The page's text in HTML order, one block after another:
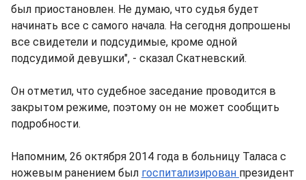
был приостановлен. Не думаю, что судья будет
начинать все с самого начала. На сегодня допрошены
все свидетели и подсудимые, кроме одной
подсудимой девушки", - сказал Скатневский.
Он отметил, что судебное заседание проводится в
закрытом режиме, поэтому он не может сообщить
подробности.
Напомним, 26 октября 2014 года в больницу Таласа с
ножевым ранением был госпитализирован президент